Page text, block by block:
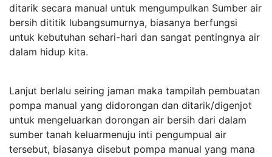
ditarik secara manual untuk mengumpulkan Sumber air
bersih dititik lubangsumurnya, biasanya berfungsi
untuk kebutuhan sehari-hari dan sangat pentingnya air
dalam hidup kita.
Lanjut berlalu seiring jaman maka tampilah pembuatan
pompa manual yang didorongan dan ditarik/digenjot
untuk mengeluarkan dorongan air bersih dari dalam
sumber tanah keluarmenuju inti pengumpual air
tersebut, biasanya disebut pompa manual yang mana